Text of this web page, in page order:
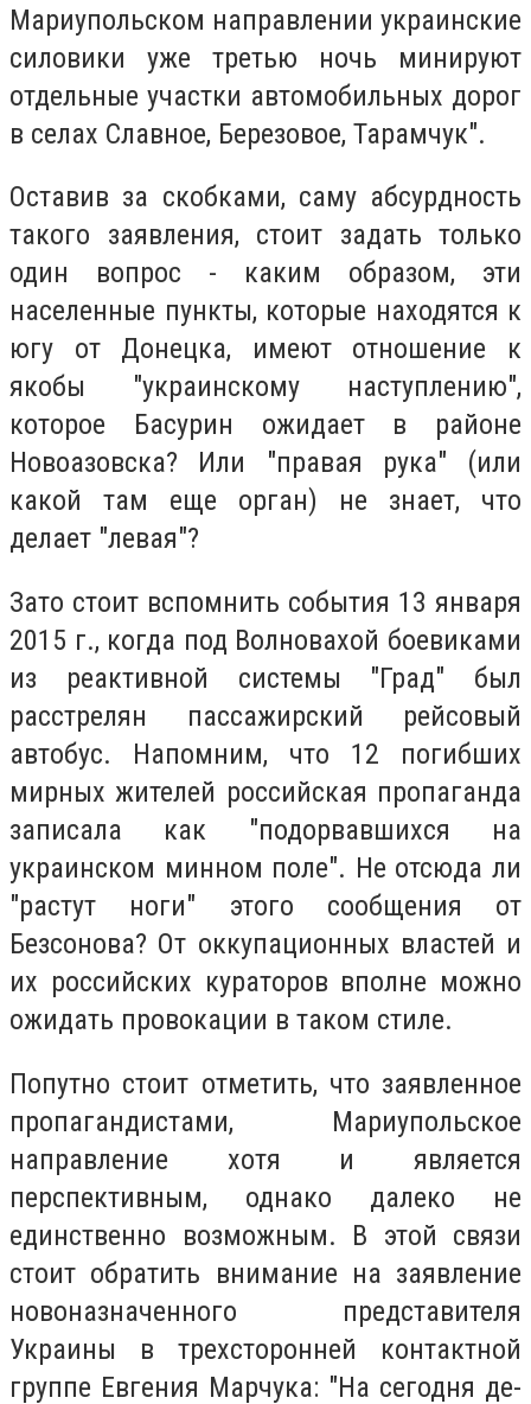
Мариупольском направлении украинские
силовики уже третью ночь минируют
отдельные участки автомобильных дорог
в селах Славное, Березовое, Тарамчук".
Оставив за скобками, саму абсурдность
такого заявления, стоит задать только
один вопрос - каким образом, эти
населенные пункты, которые находятся к
югу от Донецка, имеют отношение к
якобы "украинскому наступлению",
которое Басурин ожидает в районе
Новоазовска? Или "правая рука" (или
какой там еще орган) не знает, что
делает "левая"?
Зато стоит вспомнить события 13 января
2015 г., когда под Волновахой боевиками
из реактивной системы "Град" был
расстрелян пассажирский рейсовый
автобус. Напомним, что 12 погибших
мирных жителей российская пропаганда
записала как "подорвавшихся на
украинском минном поле". Не отсюда ли
"растут ноги" этого сообщения от
Безсонова? От оккупационных властей и
их российских кураторов вполне можно
ожидать провокации в таком стиле.
Попутно стоит отметить, что заявленное
пропагандистами, Мариупольское
направление хотя и является
перспективным, однако далеко не
единственно возможным. В этой связи
стоит обратить внимание на заявление
новоназначенного представителя
Украины в трехсторонней контактной
группе Евгения Марчука: "На сегодня де-